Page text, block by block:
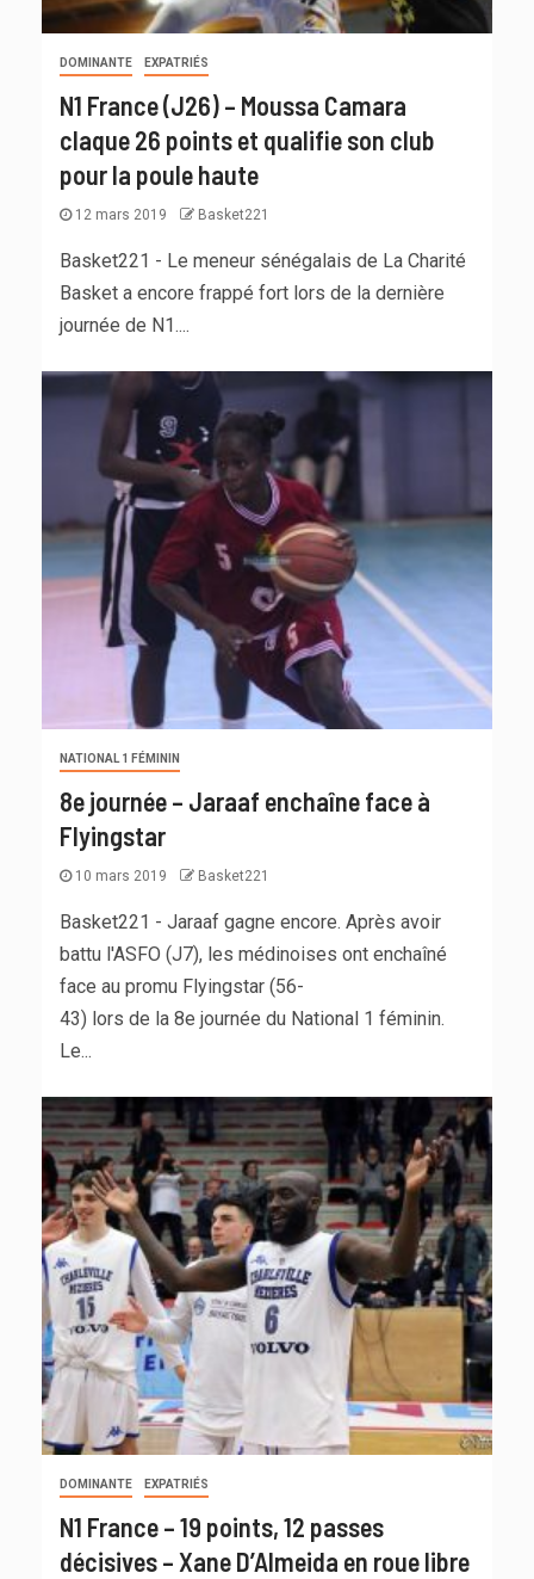
DOMINANTE EXPATRIÉS
N1 France (J26) – Moussa Camara
claque 26 points et qualifie son club
pour la poule haute
12 mars 2019 Basket221
Basket221 - Le meneur sénégalais de La Charité
Basket a encore frappé fort lors de la dernière
journée de N1....
NATIONAL 1 FÉMININ
8e journée – Jaraaf enchaîne face à
Flyingstar
10 mars 2019 Basket221
Basket221 - Jaraaf gagne encore. Après avoir
battu l'ASFO (J7), les médinoises ont enchaîné
face au promu Flyingstar (56-
43) lors de la 8e journée du National 1 féminin.
Le...
DOMINANTE EXPATRIÉS
N1 France – 19 points, 12 passes
décisives – Xane D’Almeida en roue libre